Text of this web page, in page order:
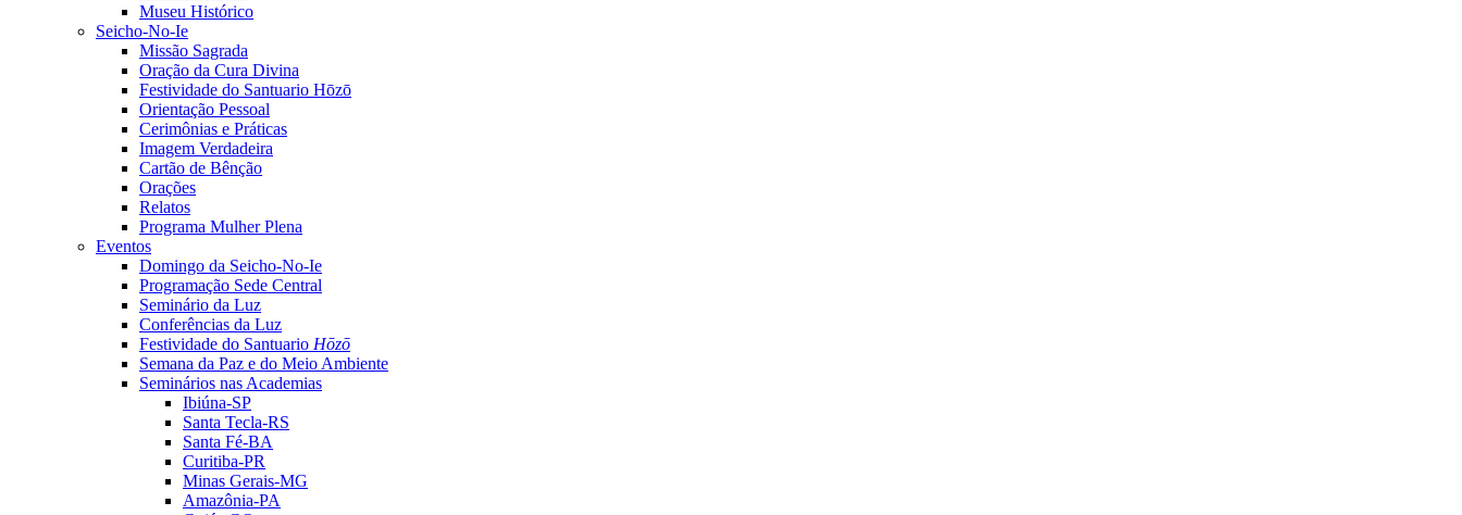
Museu Histórico
Seicho-No-Ie
Missão Sagrada
Oração da Cura Divina
Festividade do Santuario Hōzō
Orientação Pessoal
Cerimônias e Práticas
Imagem Verdadeira
Cartão de Bênção
Orações
Relatos
Programa Mulher Plena
Eventos
Domingo da Seicho-No-Ie
Programação Sede Central
Seminário da Luz
Conferências da Luz
Festividade do Santuario Hōzō
Semana da Paz e do Meio Ambiente
Seminários nas Academias
Ibiúna-SP
Santa Tecla-RS
Santa Fé-BA
Curitiba-PR
Minas Gerais-MG
Amazônia-PA